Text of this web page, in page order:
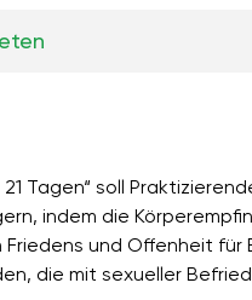
Tagen“ soll
indem die
und Offenheit für
die mit sexueller